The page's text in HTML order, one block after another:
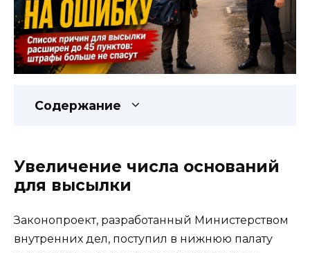
Содержание
Увеличение числа оснований
для высылки
Законопроект, разработанный Министерством
внутренних дел, поступил в нижнюю палату